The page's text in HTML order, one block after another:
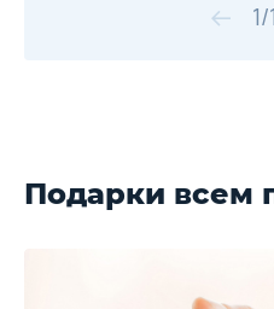
1/
Подарки всем